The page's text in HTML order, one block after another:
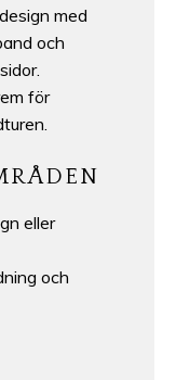
med
och
för
eller
och